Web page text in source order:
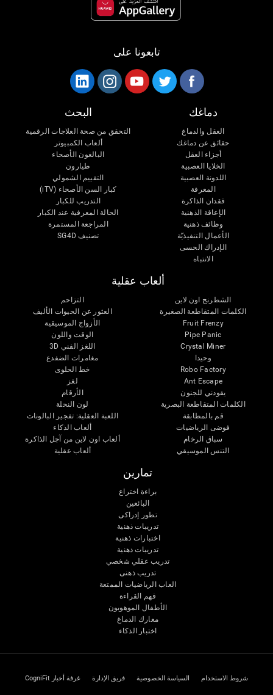
تابعونا على
دماغك
العقل والدماغ
حقائق عن دماغك
أجزاء العقل
الخلايا العصبية
اللدونة العصبية
المعرفة
فقدان الذاكرة
الإعاقة الذهنية
وظائف ذهنية
الأعمال التنفيذيّة
الإدراك الحسى
الانتباه
البحث
التحقق من صحة العلاجات الرقمية
ألعاب الكمبيوتر
البالغون الأصحاء
طيارون
التقييم الشمولي
كبار السن الأصحاء (iTV)
التدريب للكبار
الحالة المعرفية عند الكبار
المراجعة المستمرة
تصنيف SG4D
ألعاب عقلية
الشطرنج اون لاين
الكلمات المتقاطعة الصغيرة
Fruit Frenzy
Pipe Panic
Crystal Miner
وحيدا
Robo Factory
Ant Escape
يقودني للجنون
الكلمات المتقاطعة البصرية
قم بالمطابقة
فوضى الرياضيات
سباق الرخام
التنس الموسيقي
التزاحم
العثور عن الحيوات الأليف
الأزواج الموسيقية
الوقت واللون
اللغز الفني 3D
مغامرات الضفدع
خط الحلوى
لغز
الأرقام
لون النحلة
اللعبة العقلية: تفجير البالونات
ألعاب الذكاء
ألعاب اون لاين من آجل الذاكرة
ألعاب عقلية
تمارين
براءة اختراع
البائعين
تطور إدراكى
تدريبات ذهنية
اختبارات ذهنية
تدريبات ذهنية
تدريب عقلي شخصي
تدريب ذهنى
العاب الرياضيات الممتعة
فهم القراءة
الأطفال الموهوبون
معارك الدماغ
اختبار الذكاء
شروط الاستخدام السياسة الخصوصية فريق الإدارة غرفة أخبار CogniFit